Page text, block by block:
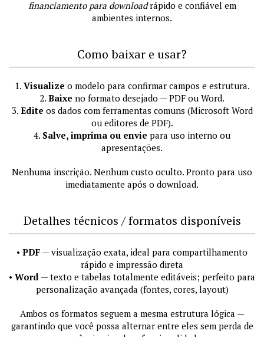
financiamento para downloadrápido e confiável em
ambientes internos.
Como baixar e usar?
1. Visualize o modelo para confirmar campos e estrutura.
2. Baixe no formato desejado — PDF ou Word.
3. Edite os dados com ferramentas comuns (Microsoft Word
ou editores de PDF).
4. Salve, imprima ou envie para uso interno ou
apresentações.
Nenhuma inscrição. Nenhum custo oculto. Pronto para uso
imediatamente após o download.
Detalhes técnicos / formatos disponíveis
• PDF — visualização exata, ideal para compartilhamento
rápido e impressão direta
• Word — texto e tabelas totalmente editáveis; perfeito para
personalização avançada (fontes, cores, layout)
Ambos os formatos seguem a mesma estrutura lógica —
garantindo que você possa alternar entre eles sem perda de